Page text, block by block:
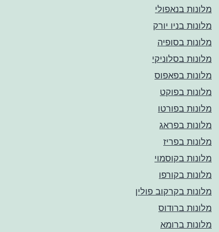
מלונות בנאפולי
מלונות בניו יורק
מלונות בסופיה
מלונות בסלוניקי
מלונות בפאפוס
מלונות בפוקט
מלונות בפורטו
מלונות בפראג
מלונות בפריז
מלונות בקוסמוי
מלונות בקורפו
מלונות בקרקוב פולין
מלונות ברודוס
מלונות ברומא